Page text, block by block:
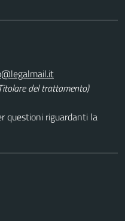
del trattamento)
questioni riguardanti la